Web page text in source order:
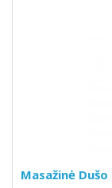
Masažinė